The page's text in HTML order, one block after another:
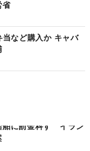
省
当など購入か キャバ
舶に罰金科す イラン